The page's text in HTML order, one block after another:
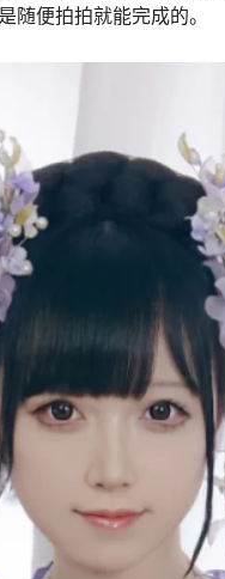
便拍拍就能完成的。